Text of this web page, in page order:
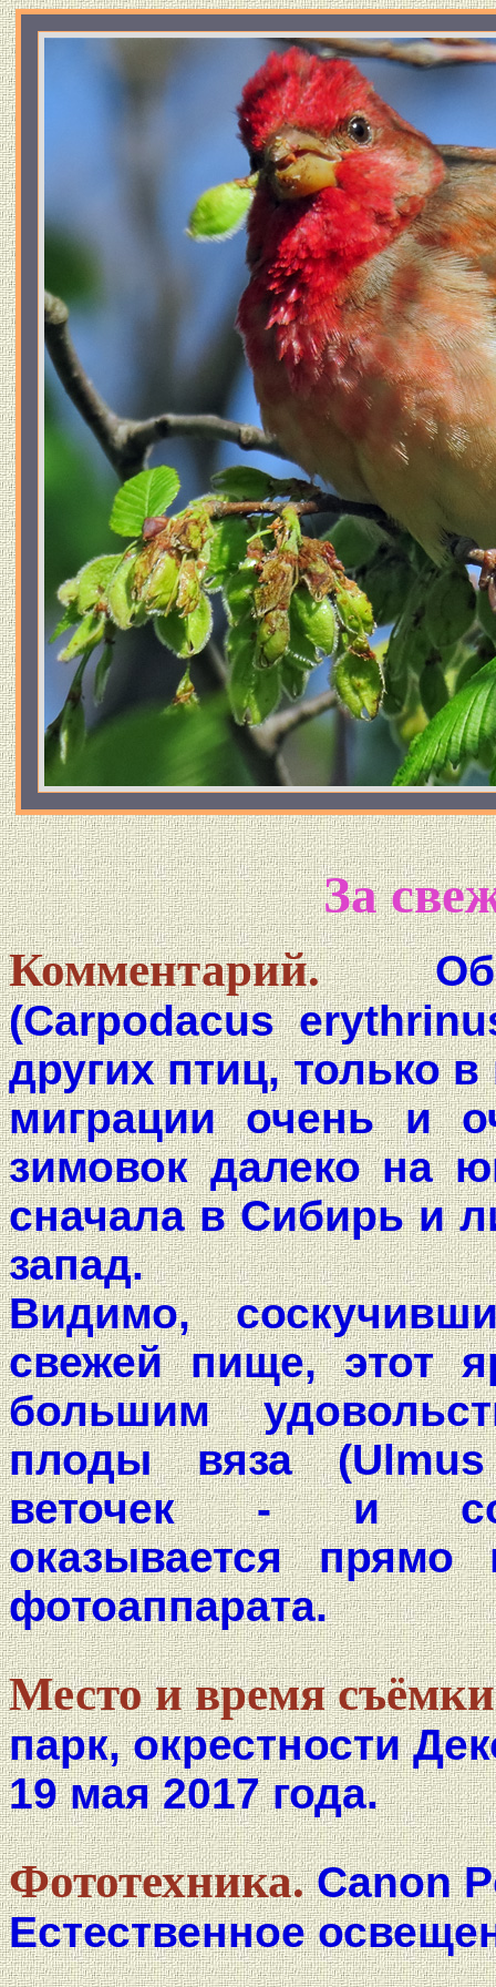
За
Комментарий.
(Carpodacus
других птиц, только
миграции очень и
зимовок далеко на
сначала в Сибирь и
запад.
Видимо,
свежей пище, этот
большим
плоды вяза
веточек - и
оказывается прямо
фотоаппарата.
Место и время
парк, окрестности
19 мая 2017 года.
Фототехника.Canon
Естественное